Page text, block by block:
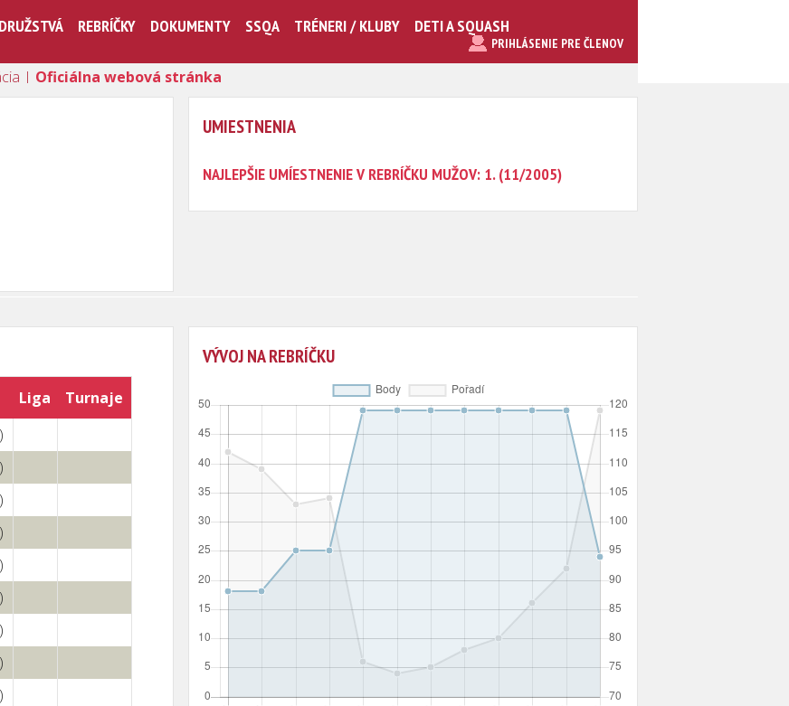
DRUŽSTVÁ REBRÍČKY DOKUMENTY SSQA TRÉNERI / KLUBY DETI A SQUASH
PRIHLÁSENIE PRE ČLENOV
| Oficiálna webová stránka
UMIESTNENIA
NAJLEPŠIE UMÍESTNENIE V REBRÍČKU MUŽOV: 1. (11/2005)
Liga
Turnaje
VÝVOJ NA REBRÍČKU